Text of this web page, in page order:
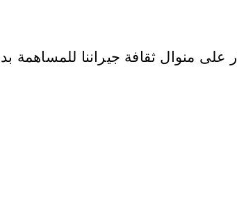
على منوال ثقافة جيراننا للمساهمة